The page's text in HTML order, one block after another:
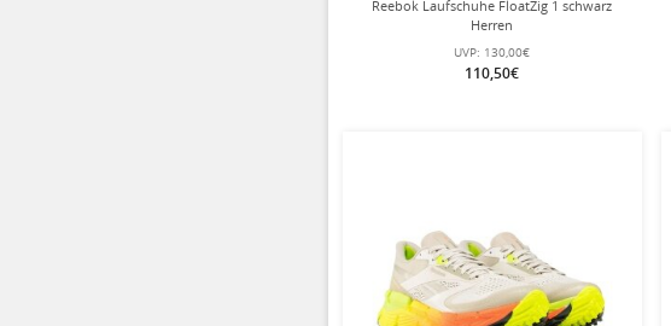
Reebok Laufschuhe FloatZig 1 schwarz
Herren
UVP: 130,00€
110,50€